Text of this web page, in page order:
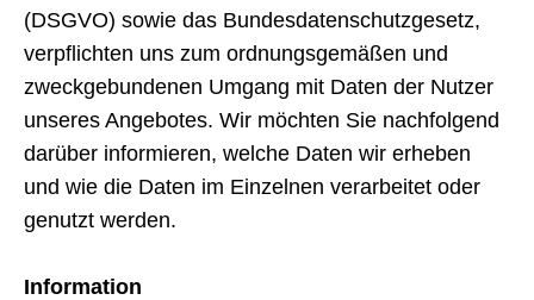
(DSGVO) sowie das Bundesdatenschutzgesetz,
verpflichten uns zum ordnungsgemäßen und
zweckgebundenen Umgang mit Daten der Nutzer
unseres Angebotes. Wir möchten Sie nachfolgend
darüber informieren, welche Daten wir erheben
und wie die Daten im Einzelnen verarbeitet oder
genutzt werden.
Information